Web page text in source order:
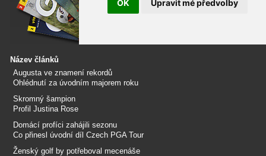
Název článků
Augusta ve znamení rekordů
Ohlédnutí za úvodním majorem roku
Skromný šampion
Profil Justina Rose
Domácí profíci zahájili sezonu
Co přinesl úvodní díl Czech PGA Tour
Ženský golf by potřeboval mecenáše